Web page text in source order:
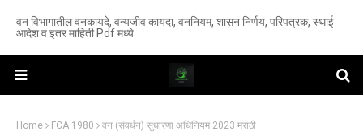
वन विभागातील वनकायदे, वन्यजीव कायदा, वननियम, शासन निर्णय, परिपत्रक, स्थाई
आदेश व इतर माहिती Pdf मध्ये
Home FCA 1980 वन (संवर्धन) सुधारणा अधिनियम 2023 मराठी